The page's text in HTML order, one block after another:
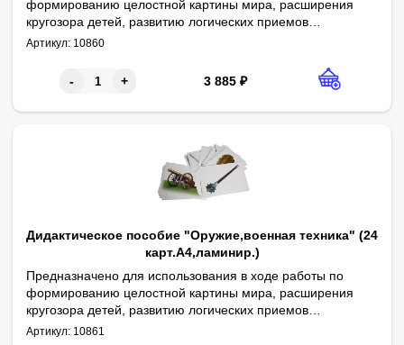
формированию целостной картины мира, расширения
кругозора детей, развитию логических приемов
мышления, обогащению и активизации словаря.
ламинированных пленкой. Сопровождается
методическими рекомендациями.
Авторы: О. В. Печенкина, В. В. Кожевникова
Артикул: 10860
- + 3 885 ₽
Дидактическое пособие "Оружие,военная техника" (24
карт.А4,ламинир.)
Предназначено для использования в ходе работы по
формированию целостной картины мира, расширения
кругозора детей, развитию логических приемов
мышления, обогащению и активизации словаря.
Артикул: 10861